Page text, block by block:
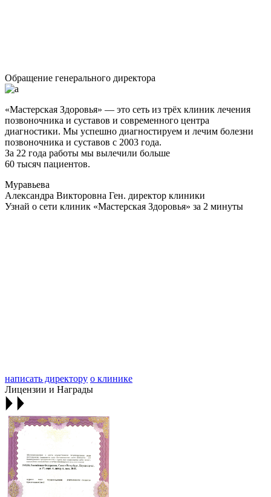
Обращение генерального директора
«Мастерская Здоровья» — это сеть из трёх клиник лечения
позвоночника и суставов и современного центра
диагностики. Мы успешно диагностируем и лечим болезни
позвоночника и суставов с 2003 года.
За 22 года работы мы вылечили больше
60 тысяч пациентов.
Муравьева
Александра Викторовна Ген. директор клиники
Узнай о сети клиник «Мастерская Здоровья» за 2 минуты
написать директору о клинике
Лицензии и Награды